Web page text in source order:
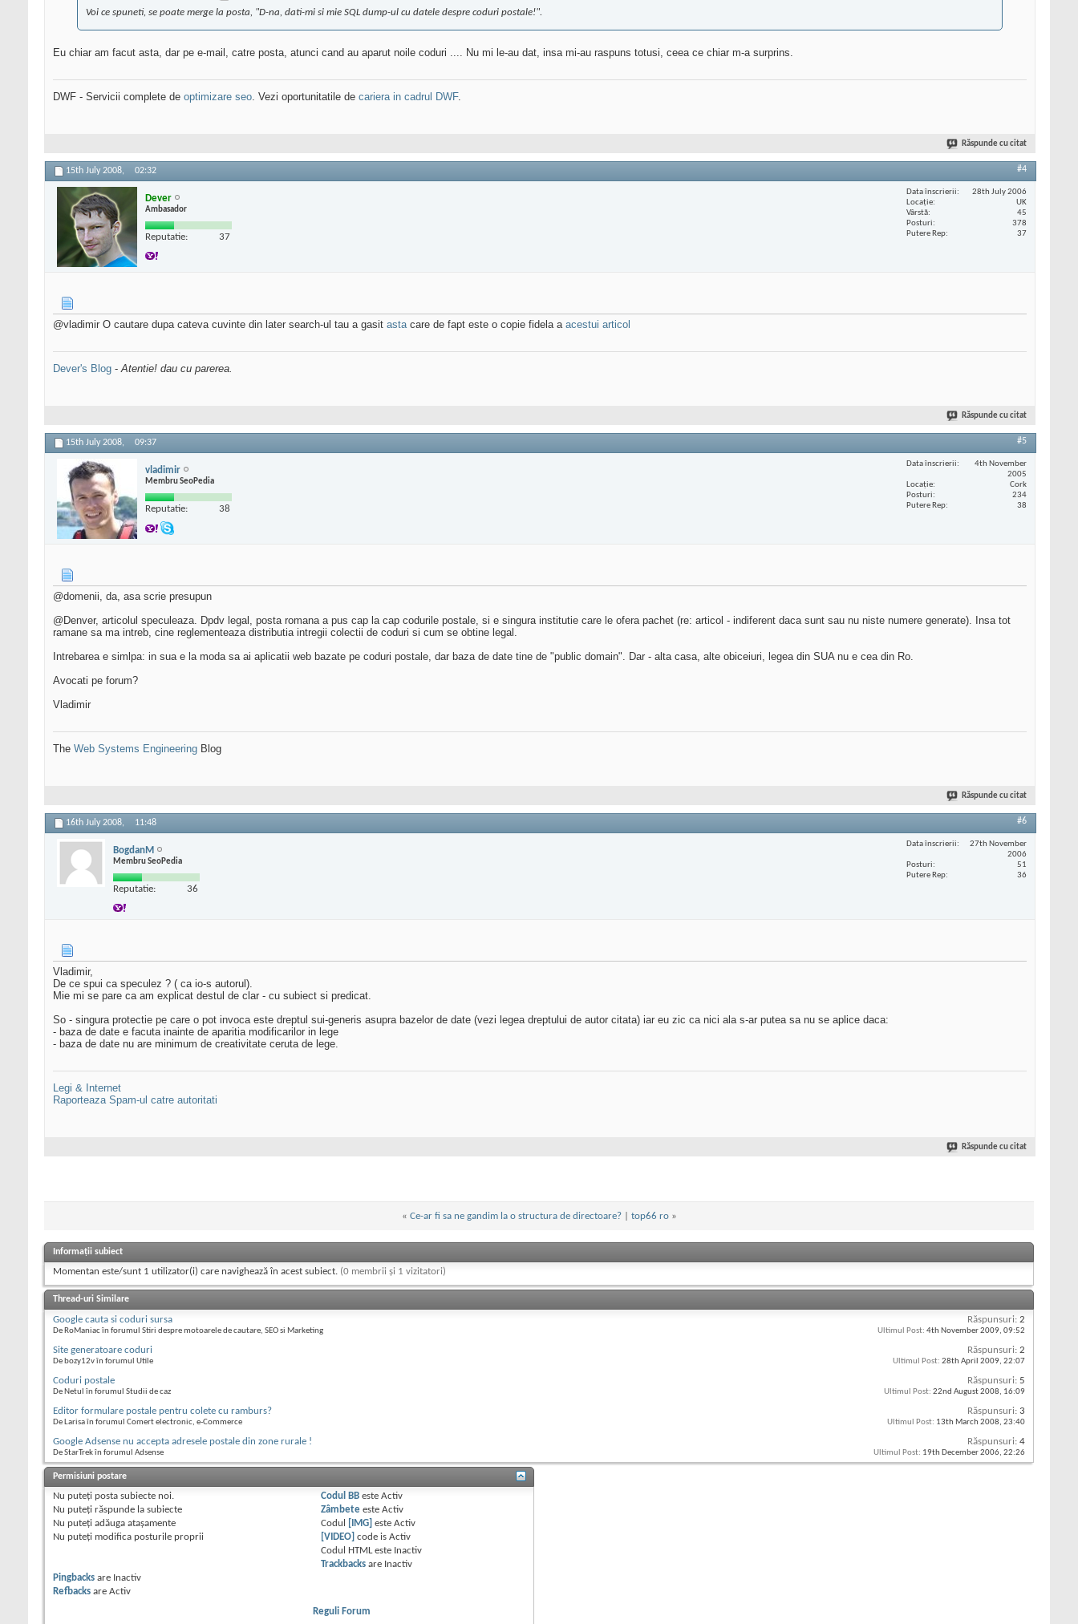
Voi ce spuneti, se poate merge la posta, "D-na, dati-mi si mie SQL dump-ul cu datele despre coduri postale!".
Eu chiar am facut asta, dar pe e-mail, catre posta, atunci cand au aparut noile coduri .... Nu mi le-au dat, insa mi-au raspuns totusi, ceea ce chiar m-a surprins.
DWF - Servicii complete de optimizare seo. Vezi oportunitatile de cariera in cadrul DWF.
Răspunde cu citat
15th July 2008, 02:32 #4
Dever
Ambasador
Reputatie: 37
Data înscrierii
28th July 2006
Locaţie
UK
Vârstă
45
Posturi
378
Putere Rep
37
@vladimir O cautare dupa cateva cuvinte din later search-ul tau a gasit astacare de fapt este o copie fidela a acestui articol
Dever's Blog -Atentie! dau cu parerea.
Răspunde cu citat
15th July 2008, 09:37 #5
vladimir
Membru SeoPedia
Reputatie: 38
Data înscrierii
4th November
2005
Locaţie
Cork
Posturi
234
Putere Rep
38
@domenii, da, asa scrie presupun
@Denver, articolul speculeaza. Dpdv legal, posta romana a pus cap la cap codurile postale, si e singura institutie care le ofera pachet (re: articol - indiferent daca sunt sau nu niste numere generate). Insa tot
ramane sa ma intreb, cine reglementeaza distributia intregii colectii de coduri si cum se obtine legal.
Intrebarea e simlpa: in sua e la moda sa ai aplicatii web bazate pe coduri postale, dar baza de date tine de "public domain". Dar - alta casa, alte obiceiuri, legea din SUA nu e cea din Ro.
Avocati pe forum?
Vladimir
The Web Systems Engineering Blog
Răspunde cu citat
16th July 2008, 11:48 #6
BogdanM
Membru SeoPedia
Reputatie: 36
Data înscrierii
27th November
2006
Posturi
51
Putere Rep
36
Vladimir,
De ce spui ca speculez ? ( ca io-s autorul).
Mie mi se pare ca am explicat destul de clar - cu subiect si predicat.
So - singura protectie pe care o pot invoca este dreptul sui-generis asupra bazelor de date (vezi legea dreptului de autor citata) iar eu zic ca nici ala s-ar putea sa nu se aplice daca:
- baza de date e facuta inainte de aparitia modificarilor in lege
- baza de date nu are minimum de creativitate ceruta de lege.
Legi & Internet
Raporteaza Spam-ul catre autoritati
Răspunde cu citat
« Ce-ar fi sa ne gandim la o structura de directoare?| top66 ro »
Informații subiect
Momentan este/sunt 1 utilizator(i) care navighează în acest subiect. (0 membrii și 1 vizitatori)
Thread-uri Similare
Google cauta si coduri sursa
De RoManiac în forumul Stiri despre motoarele de cautare, SEO si Marketing
Răspunsuri: 2
Ultimul Post: 4th November 2009, 09:52
Site generatoare coduri
De bozy12v în forumul Utile
Răspunsuri: 2
Ultimul Post: 28th April 2009, 22:07
Coduri postale
De Netul în forumul Studii de caz
Răspunsuri: 5
Ultimul Post: 22nd August 2008, 16:09
Editor formulare postale pentru colete cu ramburs?
De Larisa în forumul Comert electronic, e-Commerce
Răspunsuri: 3
Ultimul Post: 13th March 2008, 23:40
Google Adsense nu accepta adresele postale din zone rurale !
De StarTrek în forumul Adsense
Răspunsuri: 4
Ultimul Post: 19th December 2006, 22:26
Permisiuni postare
Nu puteţi posta subiecte noi.
Nu puteţi răspunde la subiecte
Nu puteţi adăuga ataşamente
Nu puteţi modifica posturile proprii
Codul BB esteActiv
Zâmbete esteActiv
Codul
[IMG] esteActiv
[VIDEO] code isActiv
Codul HTML este Inactiv
Trackbacks are Inactiv
Pingbacks are Inactiv
Refbacks are Activ
Reguli Forum